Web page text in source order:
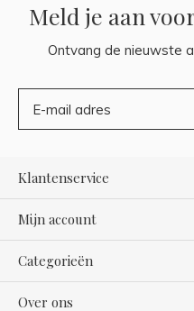
Meld je aan
Ontvang de nieuwste
Klantenservice
Mijn account
Categorieën
Over ons